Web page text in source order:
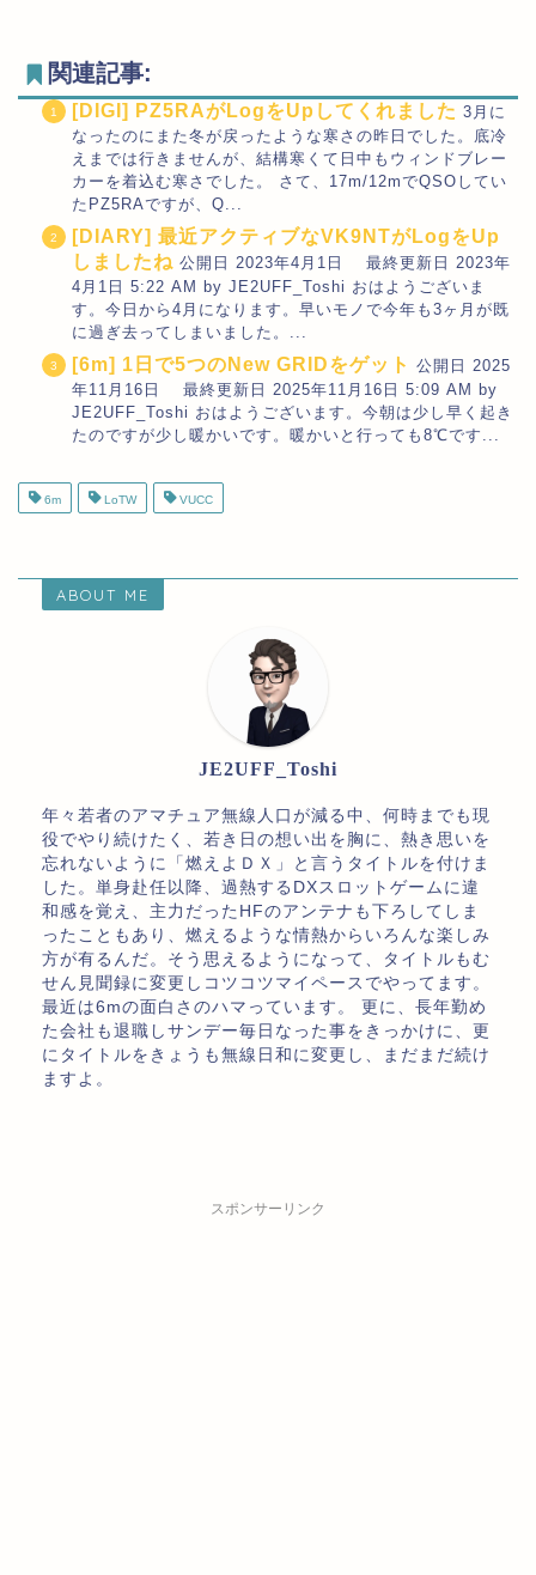
関連記事:
[DIGI] PZ5RAがLogをUpしてくれました 3月に
なったのにまた冬が戻ったような寒さの昨日でした。底冷
えまでは行きませんが、結構寒くて日中もウィンドブレー
カーを着込む寒さでした。 さて、17m/12mでQSOしてい
たPZ5RAですが、Q...
[DIARY] 最近アクティブなVK9NTがLogをUp
しましたね 公開日 2023年4月1日 最終更新日 2023年
4月1日 5:22 AM by JE2UFF_Toshi おはようございま
す。今日から4月になります。早いモノで今年も3ヶ月が既
に過ぎ去ってしまいました。...
[6m] 1日で5つのNew GRIDをゲット 公開日 2025
年11月16日 最終更新日 2025年11月16日 5:09 AM by
JE2UFF_Toshi おはようございます。今朝は少し早く起き
たのですが少し暖かいです。暖かいと行っても8℃です...
6m LoTW VUCC
ABOUT ME
JE2UFF_Toshi
年々若者のアマチュア無線人口が減る中、何時までも現
役でやり続けたく、若き日の想い出を胸に、熱き思いを
忘れないように「燃えよＤＸ」と言うタイトルを付けま
した。単身赴任以降、過熱するDXスロットゲームに違
和感を覚え、主力だったHFのアンテナも下ろしてしま
ったこともあり、燃えるような情熱からいろんな楽しみ
方が有るんだ。そう思えるようになって、タイトルもむ
せん見聞録に変更しコツコツマイペースでやってます。
最近は6mの面白さのハマっています。 更に、長年勤め
た会社も退職しサンデー毎日なった事をきっかけに、更
にタイトルをきょうも無線日和に変更し、まだまだ続け
ますよ。
スポンサーリンク